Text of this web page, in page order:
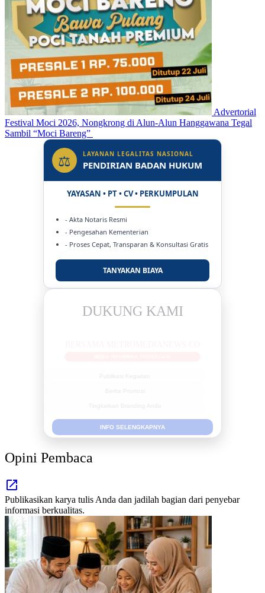
Advertorial
Festival Moci 2026, Nongkrong di Alun-Alun Hanggawana Tegal
Sambil “Moci Bareng”
⚖ LAYANAN LEGALITAS NASIONAL
PENDIRIAN BADAN HUKUM
YAYASAN • PT • CV • PERKUMPULAN
- Akta Notaris Resmi
- Pengesahan Kementerian
- Proses Cepat, Transparan & Konsultasi Gratis
TANYAKAN BIAYA
DUKUNG KAMI
INFO SELENGKAPNYA
Opini Pembaca
Publikasikan karya tulis Anda dan jadilah bagian dari penyebar
informasi berkualitas.